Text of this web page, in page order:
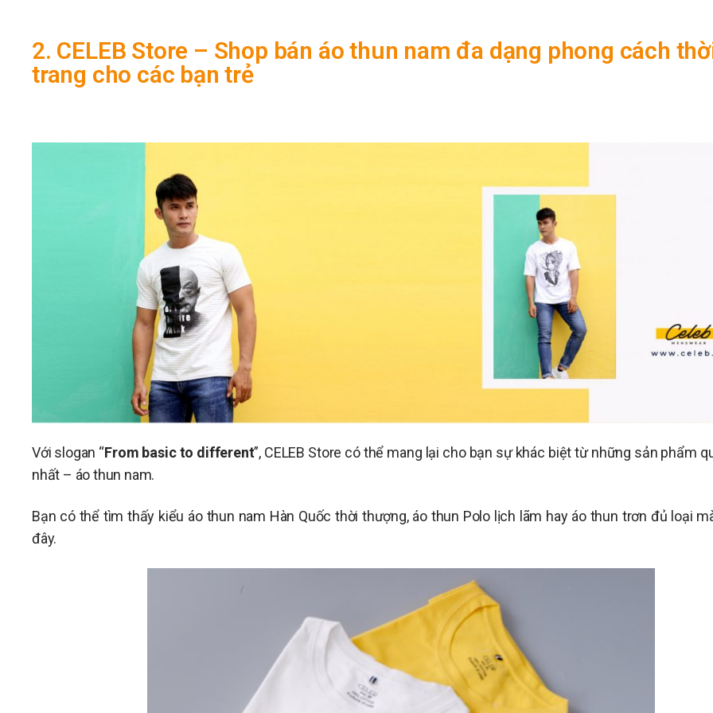
2. CELEB Store – Shop bán áo thun nam đa dạng phong cách
trang cho các bạn trẻ
Với slogan “From basic to different”, CELEB Store có thể mang lại cho bạn sự khác biệt từ những sản phẩm
nhất – áo thun nam.
Bạn có thể tìm thấy kiểu áo thun nam Hàn Quốc thời thượng, áo thun Polo lịch lãm hay áo thun trơn đủ loại
đây.